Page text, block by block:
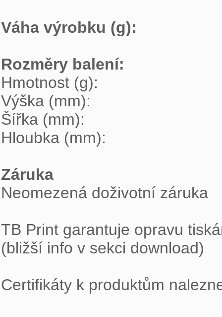
Váha výrobku (g):
Rozměry balení:
Hmotnost (g):
Výška (mm):
Šířka (mm):
Hloubka (mm):
Záruka
Neomezená doživotní záruka
TB Print garantuje opravu
(bližší info v sekci download)
Certifikáty k produktům